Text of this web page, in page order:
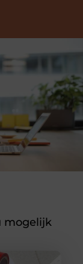
mogelijk